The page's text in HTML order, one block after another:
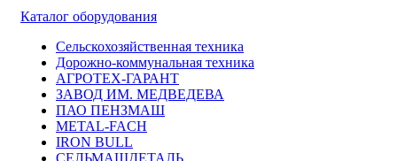
Каталог оборудования
Сельскохозяйственная техника
Дорожно-коммунальная техника
АГРОТЕХ-ГАРАНТ
ЗАВОД ИМ. МЕДВЕДЕВА
ПАО ПЕНЗМАШ
METAL-FACH
IRON BULL
СЕЛЬМАШДЕТАЛЬ